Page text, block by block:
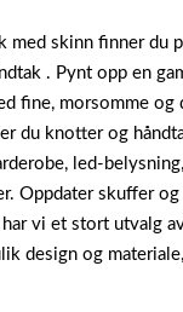
med skinn finner du
. Pynt opp en
fine, morsomme og
du knotter og
led-
Oppdater skuffer
vi et stort utvalg
design og